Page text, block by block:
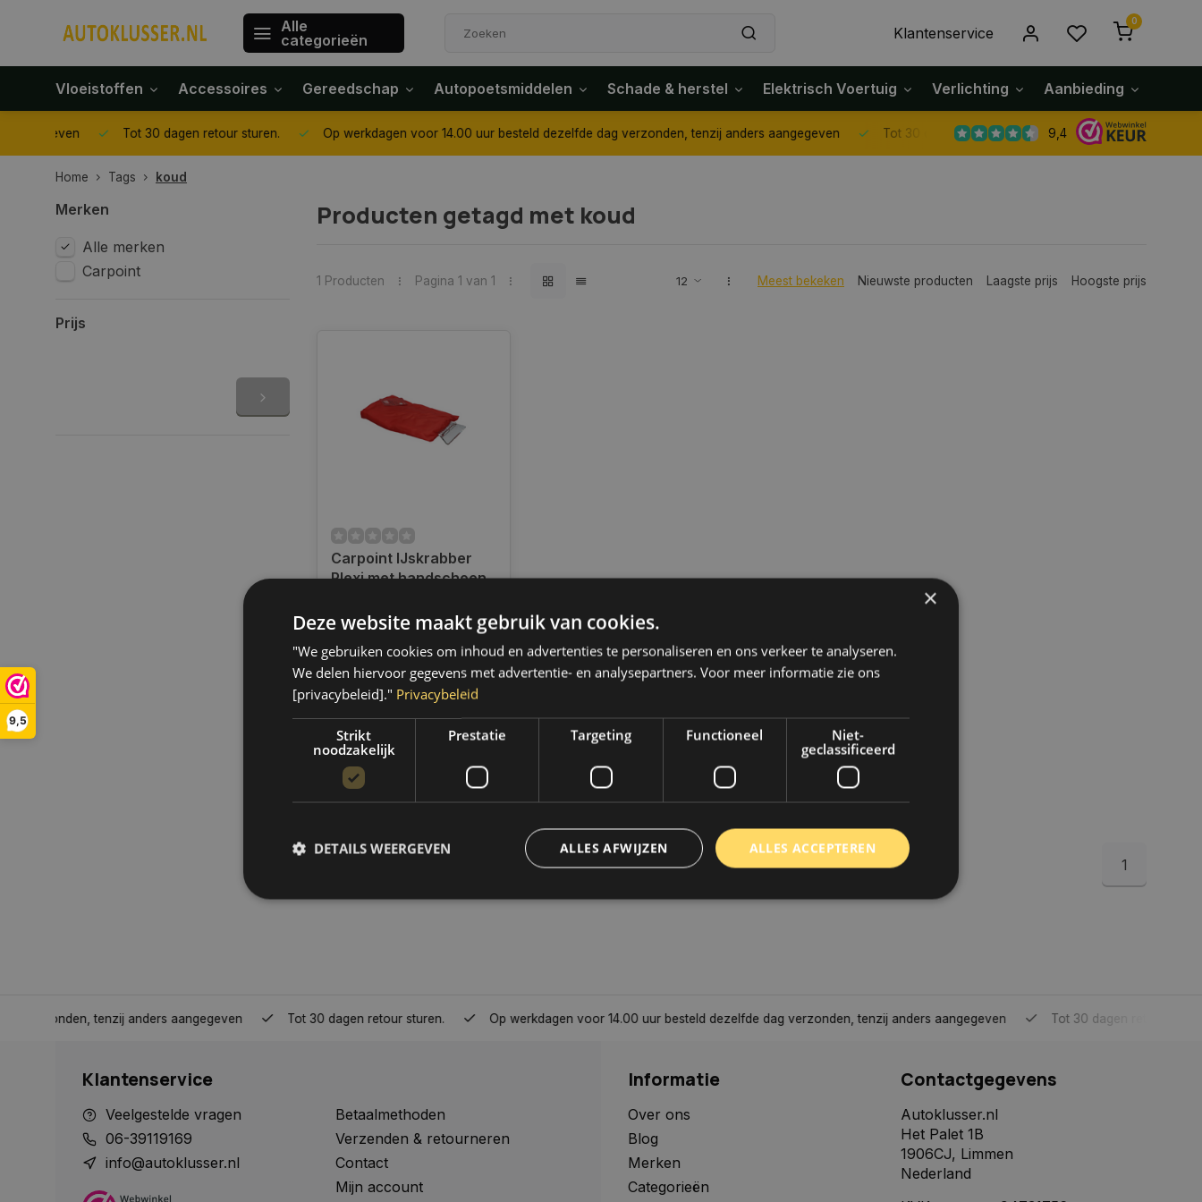
9,5
Alle
categorieën
Klantenservice
0
Vloeistoffen Accessoires Gereedschap Autopoetsmiddelen Schade & herstel Elektrisch Voertuig Verlichting Aanbieding
Tot 30 dagen retour sturen. Op werkdagen voor 14.00 uur besteld dezelfde dag verzonden, tenzij anders aangegeven Tot 30 dagen retour sturen. 9,4
Home Tags koud
Merken
Alle merken
Carpoint
Prijs
Producten getagd met koud
1 Producten Pagina 1 van 1 Meest bekeken Nieuwste producten Laagste prijs Hoogste prijs
Carpoint IJskrabber
Plexi met handschoen
Op werkdagen voor 14.00
uur besteld, dezelfde dag
verzonden. Boven de 50,-
gratis verzending. (NL &
BE)
€2,99
Vergelijk
1
tenzij anders aangegeven Tot 30 dagen retour sturen. Op werkdagen voor 14.00 uur besteld dezelfde dag verzonden, tenzij anders aangegeven Tot 30 dagen retour sturen.
Klantenservice
Veelgestelde vragen
06-39119169
info@autoklusser.nl
Betaalmethoden
Verzenden & retourneren
Contact
Mijn account
Informatie
Over ons
Blog
Merken
Categorieën
Contactgegevens
Autoklusser.nl
Het Palet 1B
1906CJ, Limmen
Nederland
×
Deze website maakt gebruik van cookies.
"We gebruiken cookies om inhoud en advertenties te personaliseren en ons verkeer te analyseren.
We delen hiervoor gegevens met advertentie- en analysepartners. Voor meer informatie zie ons
[privacybeleid]." Privacybeleid
Strikt
noodzakelijk
Prestatie Targeting Functioneel
Niet-
geclassificeerd
ALLES ACCEPTEREN
ALLES AFWIJZEN
DETAILS WEERGEVEN
Dit cookie wordt gebruikt om een identificatiecode
sessie ID wordt gebruikt om een veilige en
consistente gebruikerservaring te behouden, ervoor
te zorgen dat pagina wijzigingen of item selecties
worden onthouden van pagina naar pagina. Het slaat
geen persoonlijke gegevens op.
__cf_bm
Deze cookie wordt gebruikt om onderscheid te